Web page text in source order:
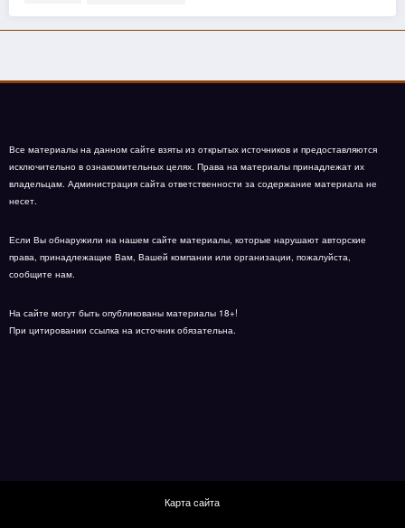
Все материалы на данном сайте взяты из открытых источников и предоставляются
исключительно в ознакомительных целях. Права на материалы принадлежат их
владельцам. Администрация сайта ответственности за содержание материала не
несет.
Если Вы обнаружили на нашем сайте материалы, которые нарушают авторские
права, принадлежащие Вам, Вашей компании или организации, пожалуйста,
сообщите нам.
На сайте могут быть опубликованы материалы 18+!
При цитировании ссылка на источник обязательна.
Карта сайта